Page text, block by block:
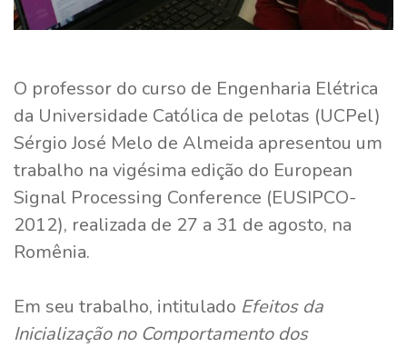
O professor do curso de Engenharia Elétrica
da Universidade Católica de pelotas (UCPel)
Sérgio José Melo de Almeida apresentou um
trabalho na vigésima edição do European
Signal Processing Conference (EUSIPCO-
2012), realizada de 27 a 31 de agosto, na
Romênia.
Em seu trabalho, intitulado Efeitos da
Inicialização no Comportamento dos